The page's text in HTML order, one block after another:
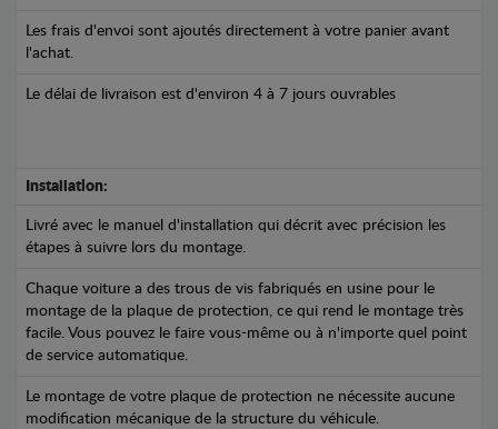
Les frais d'envoi sont ajoutés directement à votre panier avant
l'achat.
Le délai de livraison est d'environ 4 à 7 jours ouvrables
Installation:
Livré avec le manuel d'installation qui décrit avec précision les
étapes à suivre lors du montage.
Chaque voiture a des trous de vis fabriqués en usine pour le
montage de la plaque de protection, ce qui rend le montage très
facile. Vous pouvez le faire vous-même ou à n'importe quel point
de service automatique.
Le montage de votre plaque de protection ne nécessite aucune
modification mécanique de la structure du véhicule.